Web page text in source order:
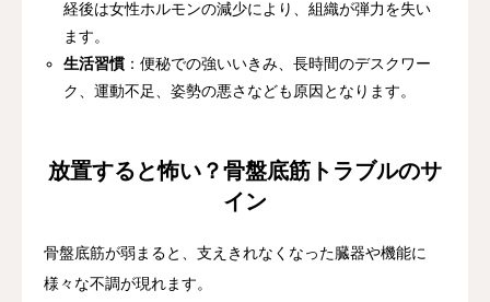
経後は女性ホルモンの減少により、組織が弾力を失い
ます。
生活習慣 ：便秘での強いいきみ、長時間のデスクワー
ク、運動不足、姿勢の悪さなども原因となります。
放置すると怖い？骨盤底筋トラブルのサ
イン
骨盤底筋が弱まると、支えきれなくなった臓器や機能に
様々な不調が現れます。